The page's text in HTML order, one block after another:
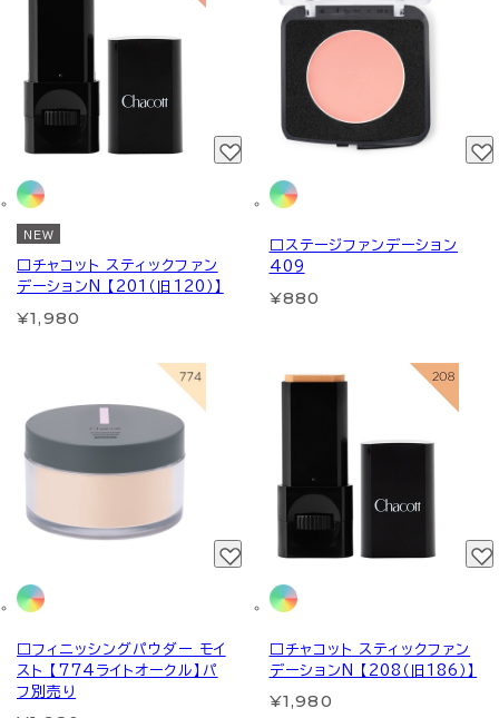
NEW
□チャコット スティックファン
デーションN 【201（旧120）】
¥1,980
□ステージファンデーション
409
¥880
□フィニッシングパウダー モイ
スト 【774ライトオークル】パ
フ別売り
□チャコット スティックファン
デーションN 【208（旧186）】
¥1,980